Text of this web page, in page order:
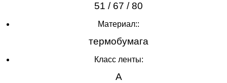
51 / 67 / 80
Материал::
термобумага
Класс ленты:
А